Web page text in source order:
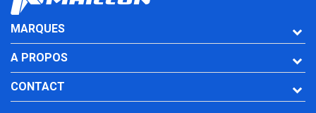
MARQUES
A PROPOS
CONTACT